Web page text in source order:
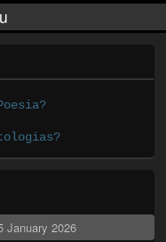
January 2026